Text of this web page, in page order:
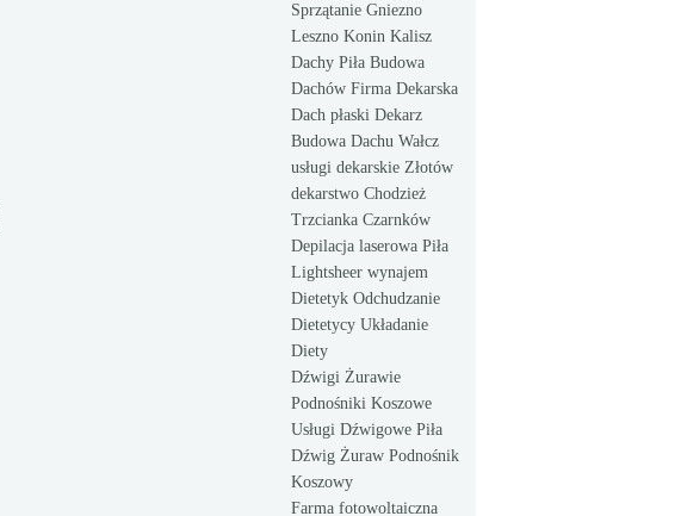
Sprzątanie Gniezno
Leszno Konin Kalisz
Dachy Piła Budowa
Dachów Firma Dekarska
Dach płaski Dekarz
Budowa Dachu Wałcz
usługi dekarskie Złotów
dekarstwo Chodzież
Trzcianka Czarnków
Depilacja laserowa Piła
Lightsheer wynajem
Dietetyk Odchudzanie
Dietetycy Układanie
Diety
Dźwigi Żurawie
Podnośniki Koszowe
Usługi Dźwigowe Piła
Dźwig Żuraw Podnośnik
Koszowy
Farma fotowoltaiczna